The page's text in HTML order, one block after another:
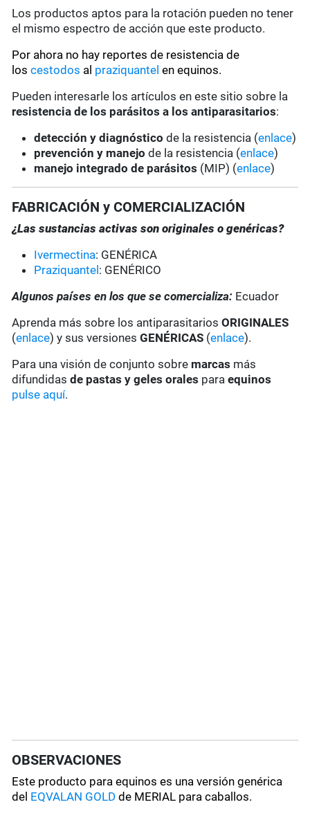
Los productos aptos para la rotación pueden no tener
el mismo espectro de acción que este producto.
Por ahora no hay reportes de resistencia de
loscestodos al praziquantel en equinos.
Pueden interesarle los artículos en este sitio sobre la
resistencia de los parásitos a los antiparasitarios:
detección y diagnóstico de la resistencia (enlace)
prevención y manejo de la resistencia (enlace)
manejo integrado de parásitos (MIP) (enlace)
FABRICACIÓN y COMERCIALIZACIÓN
¿Las sustancias activas son originales o genéricas?
Ivermectina: GENÉRICA
Praziquantel : GENÉRICO
Algunos países en los que se comercializa: Ecuador
Aprenda más sobre los antiparasitariosORIGINALES
(enlace) y sus versionesGENÉRICAS (enlace).
Para una visión de conjunto sobre marcas más
difundidas de pastas y geles orales paraequinos
pulse aquí.
OBSERVACIONES
Este producto para equinos es una versión genérica
del EQVALAN GOLD de MERIAL para caballos.